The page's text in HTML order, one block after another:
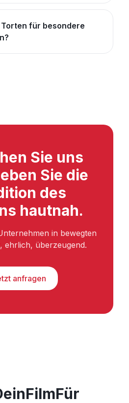
für besondere
Sie uns
Sie die
des
hautnah.
in bewegten
ehrlich, überzeugend.
anfragen